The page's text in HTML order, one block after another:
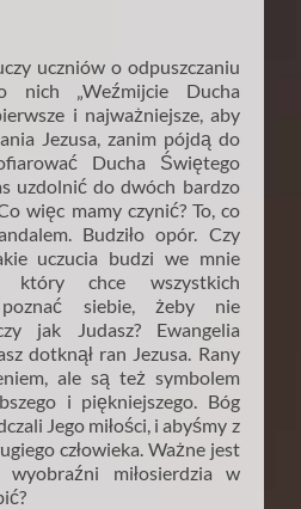
uczniów o odpuszczaniu
nich „Weźmijcie Ducha
i najważniejsze, aby
Jezusa, zanim pójdą do
Ducha Świętego
uzdolnić do dwóch bardzo
więc mamy czynić? To, co
Budziło opór. Czy
uczucia budzi we mnie
który chce wszystkich
siebie, żeby nie
jak Judasz? Ewangelia
dotknął ran Jezusa. Rany
ale są też symbolem
i piękniejszego. Bóg
Jego miłości, i abyśmy z
człowieka. Ważne jest
miłosierdzia w